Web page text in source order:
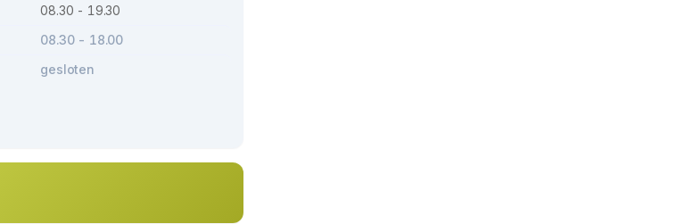
08.30 - 19.30
08.30 - 18.00
gesloten